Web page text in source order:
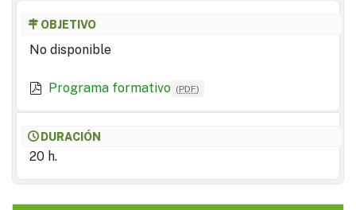
OBJETIVO
No disponible
Programa formativo (PDF)
DURACIÓN
20 h.